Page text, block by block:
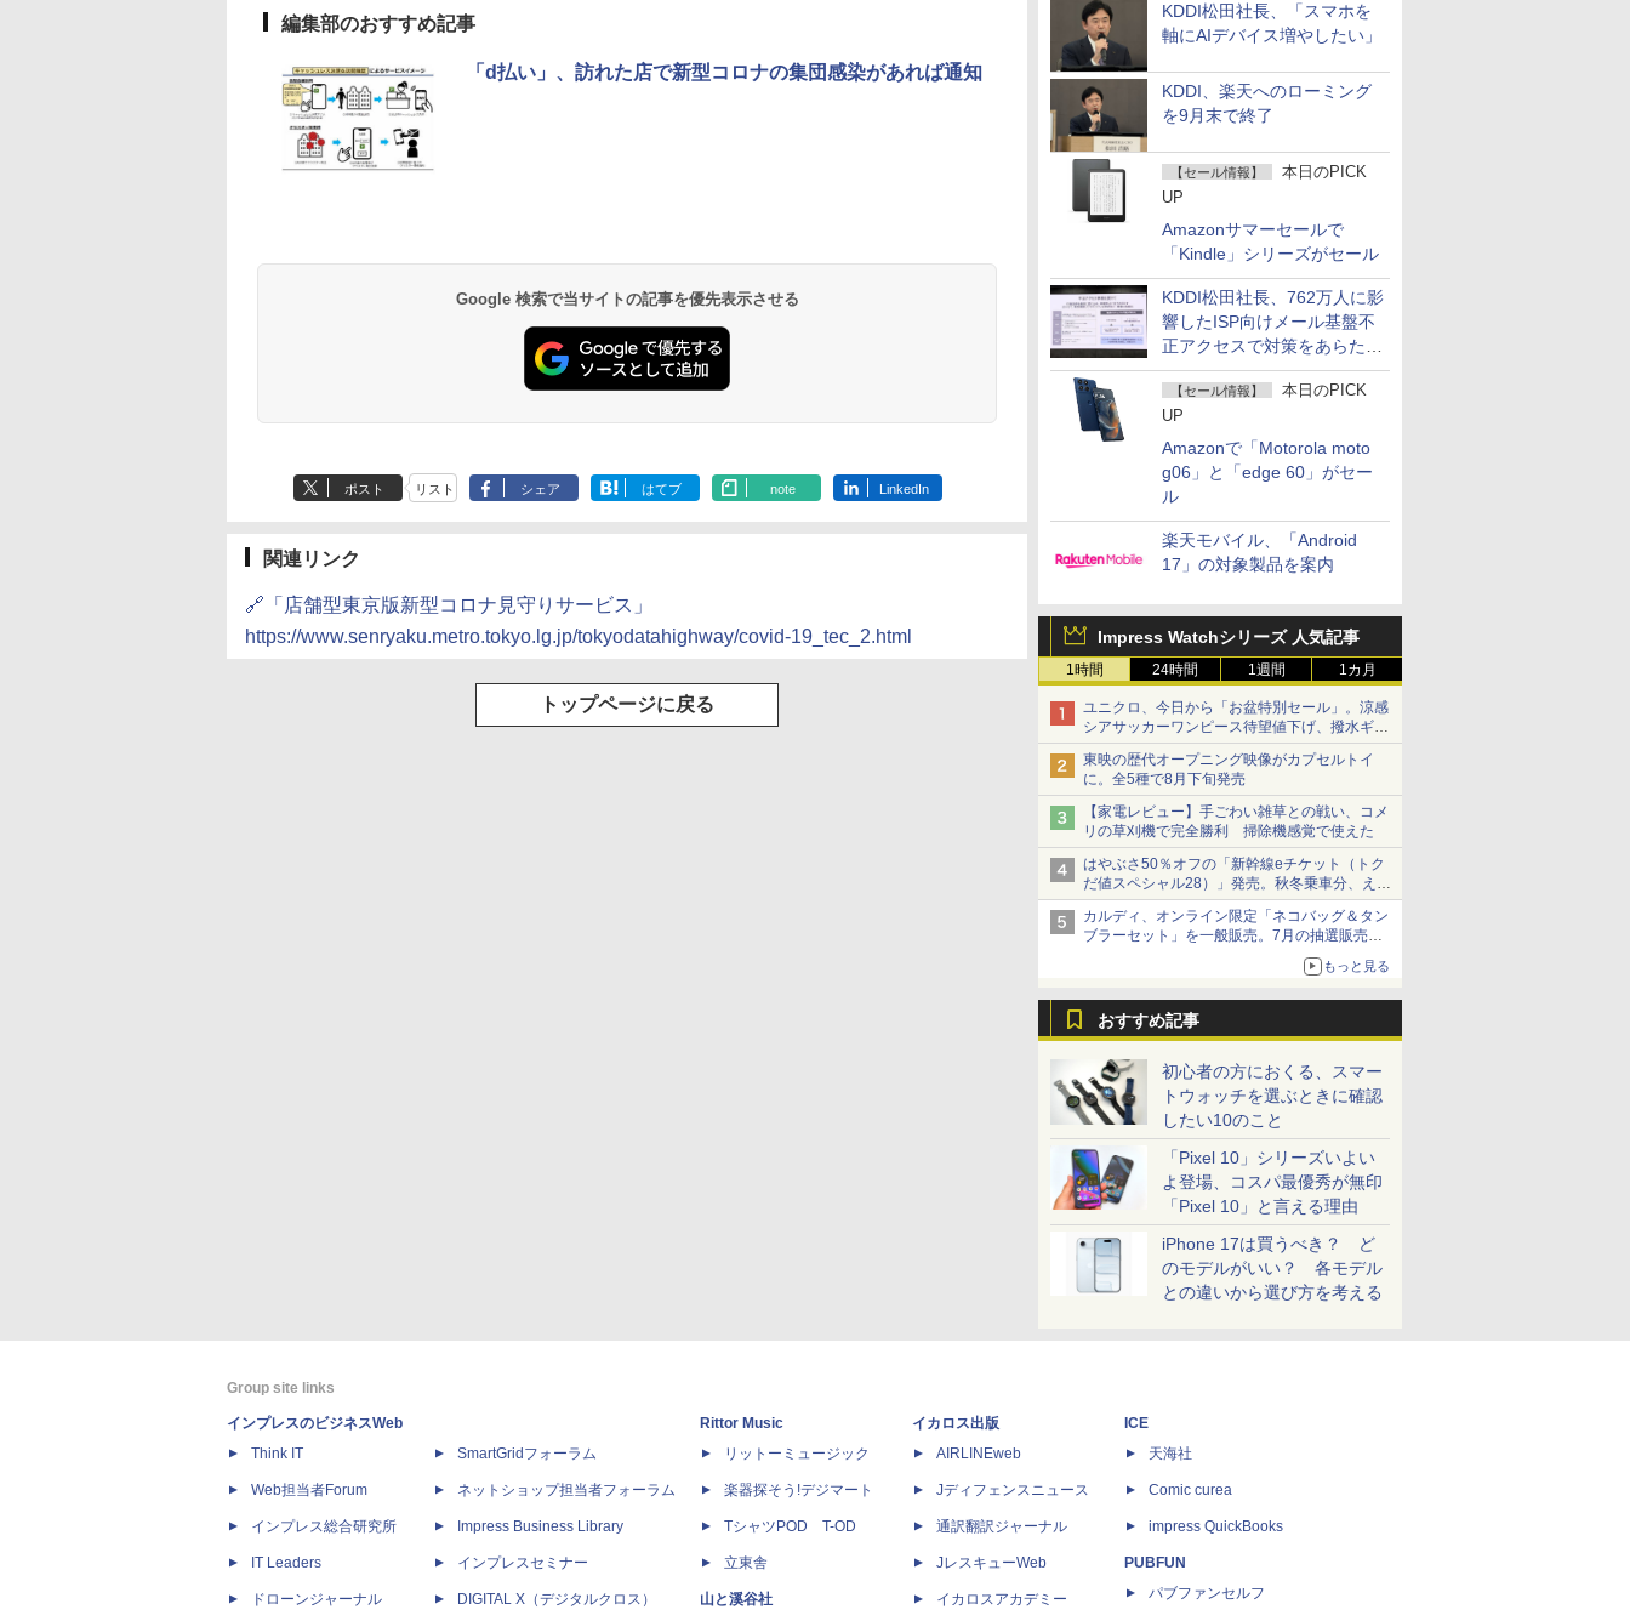
KDDI松田社長、「スマホを
軸にAIデバイス増やしたい」
KDDI、楽天へのローミング
を9月末で終了
【セール情報】
本日のPICK
UP
Amazonサマーセールで
「Kindle」シリーズがセール
KDDI松田社長、762万人に影
響したISP向けメール基盤不
正アクセスで対策をあらため
て説明
【セール情報】
本日のPICK
UP
Amazonで「Motorola moto
g06」と「edge 60」がセー
ル
楽天モバイル、「Android
17」の対象製品を案内
Impress Watchシリーズ 人気記事
1時間 24時間 1週間 1カ月
ユニクロ、今日から「お盆特別セール」。涼感
シアサッカーワンピース待望値下げ、撥水ギア
ショーツは1990円に
東映の歴代オープニング映像がカプセルトイ
に。全5種で8月下旬発売
【家電レビュー】手ごわい雑草との戦い、コメ
リの草刈機で完全勝利 掃除機感覚で使えた
はやぶさ50％オフの「新幹線eチケット（トク
だ値スペシャル28）」発売。秋冬乗車分、えき
ねっと限定
カルディ、オンライン限定「ネコバッグ＆タン
ブラーセット」を一般販売。7月の抽選販売の
もっと見る
おすすめ記事
初心者の方におくる、スマー
トウォッチを選ぶときに確認
したい10のこと
「Pixel 10」シリーズいよい
よ登場、コスパ最優秀が無印
「Pixel 10」と言える理由
iPhone 17は買うべき？ ど
のモデルがいい？ 各モデル
との違いから選び方を考える
編集部のおすすめ記事
「d払い」、訪れた店で新型コロナの集団感染があれば通知
Google 検索で当サイトの記事を優先表示させる
ポスト リスト シェア はてブ note LinkedIn
関連リンク
🔗「店舗型東京版新型コロナ見守りサービス」
https://www.senryaku.metro.tokyo.lg.jp/tokyodatahighway/covid-19_tec_2.html
トップページに戻る
Group site links
インプレスのビジネスWeb
Think IT
Web担当者Forum
インプレス総合研究所
IT Leaders
ドローンジャーナル
SmartGridフォーラム
ネットショップ担当者フォーラム
Impress Business Library
インプレスセミナー
DIGITAL X（デジタルクロス）
Rittor Music
リットーミュージック
楽器探そう!デジマート
TシャツPOD T-OD
立東舎
山と溪谷社
イカロス出版
AIRLINEweb
Jディフェンスニュース
通訳翻訳ジャーナル
JレスキューWeb
イカロスアカデミー
ICE
天海社
Comic curea
impress QuickBooks
PUBFUN
パブファンセルフ